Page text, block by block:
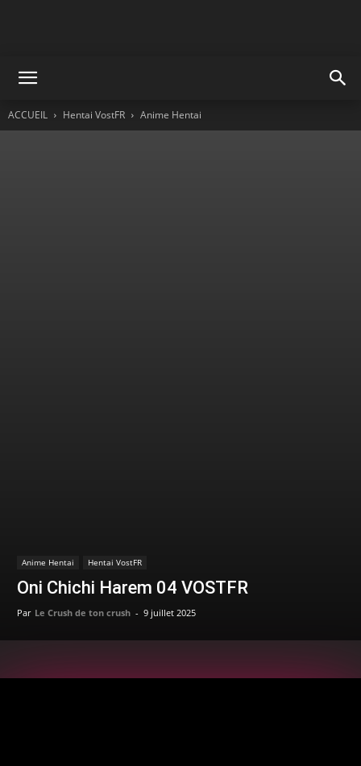
ACCUEIL Hentai VostFR Anime Hentai
Anime Hentai Hentai VostFR
Oni Chichi Harem 04 VOSTFR
Par Le Crush de ton crush - 9 juillet 2025